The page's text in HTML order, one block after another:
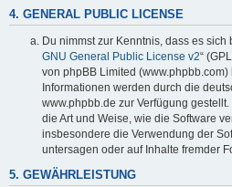
4. GENERAL PUBLIC LICENSE
Du nimmst zur Kenntnis, dass es sich
GNU General Public License v2“
von phpBB Limited
Informationen werden durch die
www.phpbb.de zur Verfügung
die Art und Weise, wie die Software
insbesondere die Verwendung der
untersagen oder auf Inhalte fremder
5. GEWÄHRLEISTUNG